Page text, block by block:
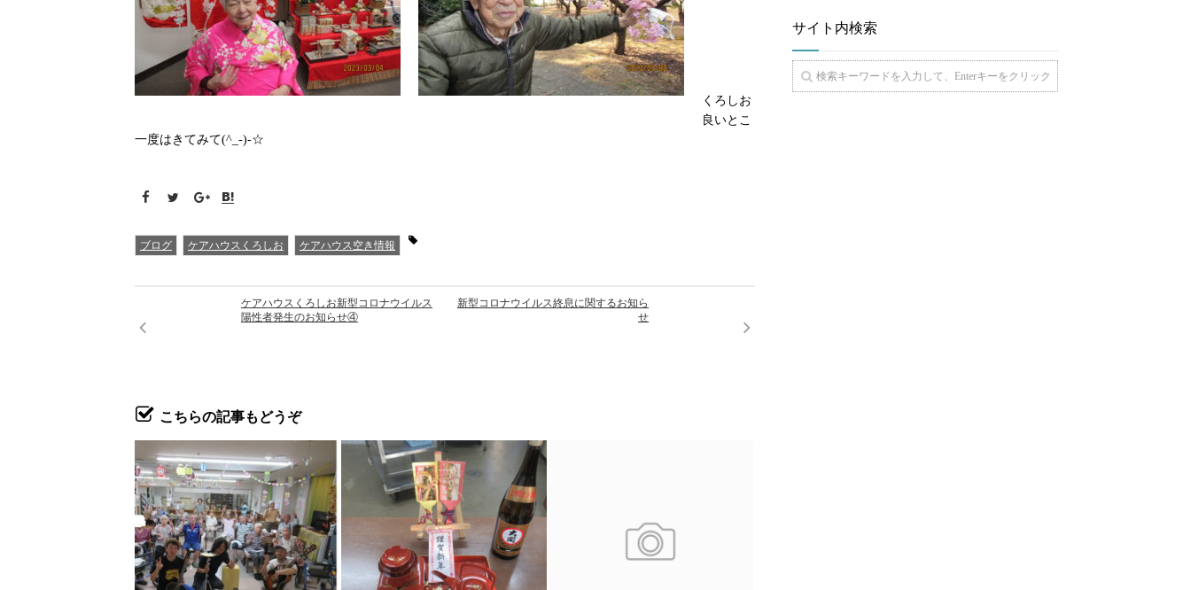
くろしお
良いとこ
一度はきてみて(^_-)-☆
ブログ ケアハウスくろしお ケアハウス空き情報
ケアハウスくろしお新型コロナウイルス
陽性者発生のお知らせ④
新型コロナウイルス終息に関するお知ら
せ
こちらの記事もどうぞ
サイト内検索